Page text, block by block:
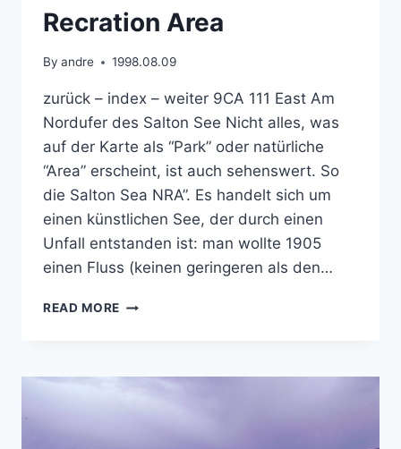
Recration Area
By andre 1998.08.09
zurück – index – weiter 9CA 111 East Am
Nordufer des Salton See Nicht alles, was
auf der Karte als “Park” oder natürliche
“Area” erscheint, ist auch sehenswert. So
die Salton Sea NRA”. Es handelt sich um
einen künstlichen See, der durch einen
Unfall entstanden ist: man wollte 1905
einen Fluss (keinen geringeren als den…
READ MORE SALTON
AREA